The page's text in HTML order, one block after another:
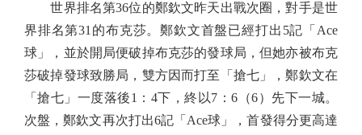
世界排名第36位的鄭欽文昨天出戰次圈，對手是世
界排名第31的布克莎。鄭欽文首盤已經打出5記「Ace
球」，並於開局便破掉布克莎的發球局，但她亦被布克
莎破掉發球致勝局，雙方因而打至「搶七」，鄭欽文在
「搶七」一度落後1：4下，終以7：6（6）先下一城。
次盤，鄭欽文再次打出6記「Ace球」，首發得分更高達